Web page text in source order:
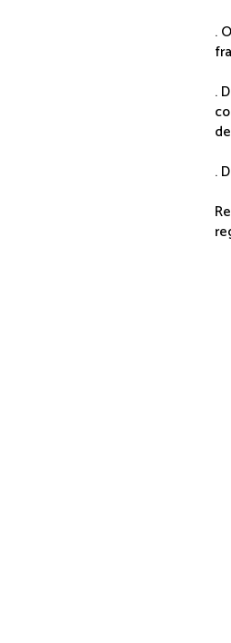
.
.
.